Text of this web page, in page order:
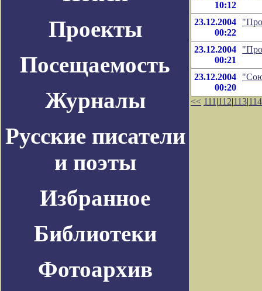
Проекты
Посещаемость
Журналы
Русские писатели
и поэты
Избранное
Библиотеки
Фотоархив
10:12
23.12.2004
00:22
23.12.2004
00:21
23.12.2004
00:20
<< 111 |112|113|114